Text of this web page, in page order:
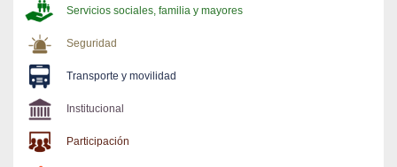
Servicios sociales, familia y mayores
Seguridad
Transporte y movilidad
Institucional
Participación